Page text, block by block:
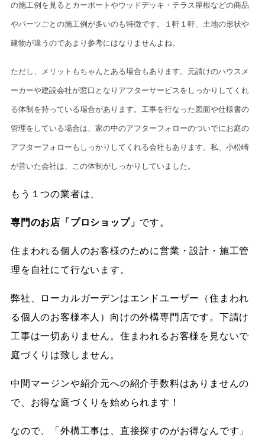
の施工例を見るとカーポートやウッドデッキ・テラス屋根などの商品
やパーツごとの施工例が多いのも特徴です。１軒１軒、土地の形状や
建物が違うのであまり参考にはなりませんよね。
ただし、メリットもちゃんとある場合もあります。元請けのハウスメ
ーカーや建設会社が窓口となりアフターサービスをしっかりしてくれ
る体制を持っている場合があります。工事を行なった図面や仕様書の
管理をしている場合は、家の中のアフターフォローのついでにお庭の
アフターフォローもしっかりしてくれる会社もあります。私、小松崎
が昔いた会社は、この体制がしっかりしていました。
もう１つの業者は、
専門のお店「プロショップ」 です。
住まわれる個人のお客様のために営業・設計・施工管
理を自社にて行ないます。
弊社、ローカルガーデンはエンドユーザー（住まわれ
る個人のお客様本人）向けの外構専門店です。下請け
工事は一切ありません。住まわれるお客様を見ないで
庭づくりは致しません。
中間マージンや紹介元への紹介手数料はありませんの
で、お得な庭づくりを始められます！
なので、「外構工事は、直接探すのがお得なんです」